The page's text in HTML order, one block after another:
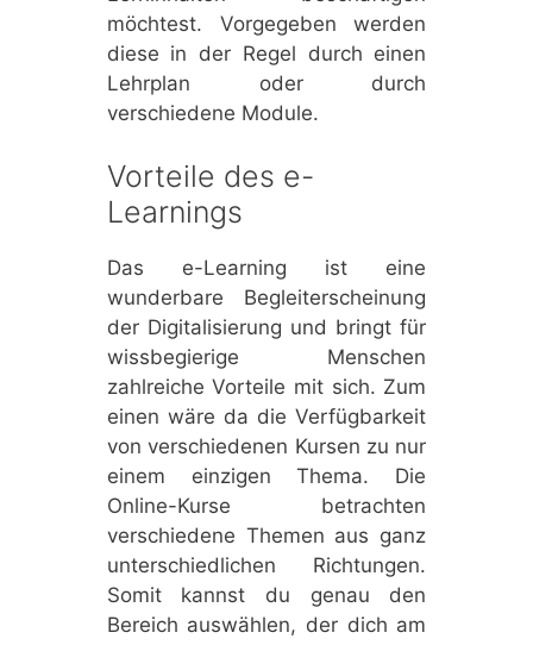
möchtest. Vorgegeben werden
diese in der Regel durch einen
Lehrplan oder durch
verschiedene Module.
Vorteile des e-
Learnings
Das e-Learning ist eine
wunderbare Begleiterscheinung
der Digitalisierung und bringt für
wissbegierige Menschen
zahlreiche Vorteile mit sich. Zum
einen wäre da die Verfügbarkeit
von verschiedenen Kursen zu nur
einem einzigen Thema. Die
Online-Kurse betrachten
verschiedene Themen aus ganz
unterschiedlichen Richtungen.
Somit kannst du genau den
Bereich auswählen, der dich am